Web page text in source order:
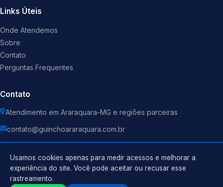
Links Úteis
Onde Atendemos
Sobre
Contato
Perguntas Frequentes
Contato
Atendimento em Araraquara-MG e regiões parceiras
contato@guinchoararaquara.com.br
Usamos cookies apenas para medir acessos e melhorar a
experiência do site. Você pode aceitar ou recusar esse
rastreamento.